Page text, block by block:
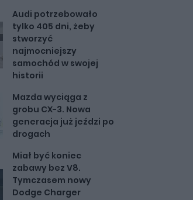
Audi potrzebowało
tylko 405 dni, żeby
stworzyć
najmocniejszy
samochód w swojej
historii
Mazda wyciąga z
grobu CX-3. Nowa
generacja już jeździ po
drogach
Miał być koniec
zabawy bez V8.
Tymczasem nowy
Dodge Charger